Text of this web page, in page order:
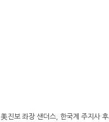
美진보 좌장 샌더스, 한국계 주지사